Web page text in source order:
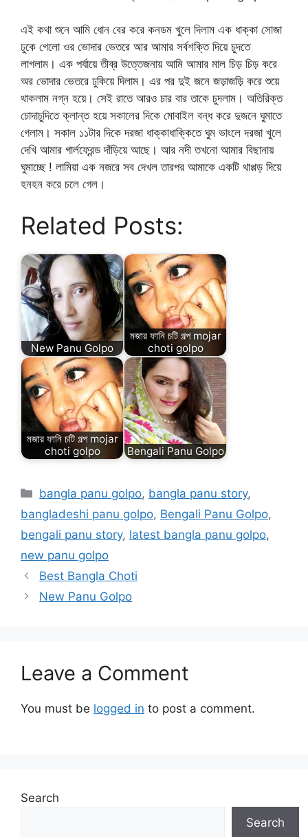
এই কথা শুনে আমি ধোন বের করে কনডম খুলে দিলাম এক ধাক্কা সোজা
ঢুকে গেলো ওর ভোদার ভেতরে আর আমার সর্বশক্তি দিয়ে চুদতে
লাগলাম। এক পর্যায়ে তীব্র উত্তেজনায় আমি আমার মাল চিড় চিড় করে
অর ভোদার ভেতরে ঢুকিয়ে দিলাম। এর পর দুই জনে জড়াজড়ি করে শুয়ে
থাকলাম নগ্ন হয়ে। সেই রাতে আরও চার বার তাকে চুদলাম। অতিরিক্ত
চোদাচুদিতে ক্লান্ত হয়ে সকালের দিকে মোবাইল বন্ধ করে দুজনে ঘুমাতে
গেলাম। সকাল ১১টার দিকে দরজা ধাক্কাধাক্কিতে ঘুম ভাংলে দরজা খুলে
দেখি আমার গার্লফ্রেন্ড দাঁড়িয়ে আছে। আর নদী তখনো আমার বিছানায়
ঘুমাচ্ছে ! লামিয়া এক নজরে সব দেখল তারপর আমাকে একটি থাপ্পড় দিয়ে
হনহন করে চলে গেল।
Related Posts:
New Panu Golpo
মজার ফানি চটি গল্প mojar
choti golpo
মজার ফানি চটি গল্প mojar
choti golpo
Bengali Panu Golpo
Categories
bangla panu golpo, bangla panu story,
bangladeshi panu golpo, Bengali Panu Golpo,
bengali panu story, latest bangla panu golpo,
new panu golpo
Best Bangla Choti
New Panu Golpo
Leave a Comment
You must be logged in to post a comment.
Search
Search